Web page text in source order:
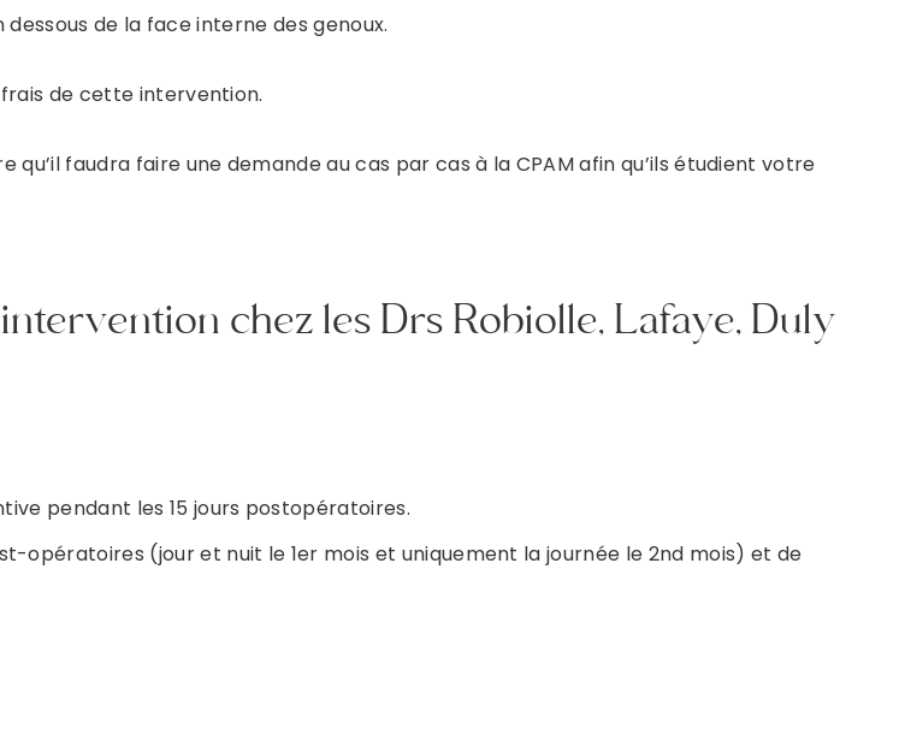
de la face interne des genoux.
de cette intervention.
qu’il faudra faire une demande au cas par cas à la CPAM afin qu’ils étudient votre
chez les Drs Robiolle, Lafaye, Duly
pendant les 15 jours postopératoires.
opératoires (jour et nuit le 1er mois et uniquement la journée le 2nd mois) et de
rendez-vous